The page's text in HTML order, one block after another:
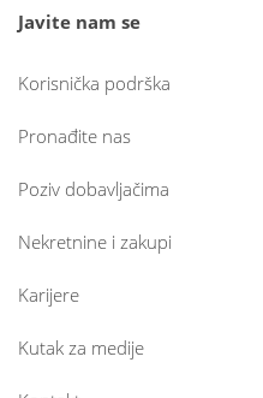
Javite nam se
Korisnička podrška
Pronađite nas
Poziv dobavljačima
Nekretnine i zakupi
Karijere
Kutak za medije